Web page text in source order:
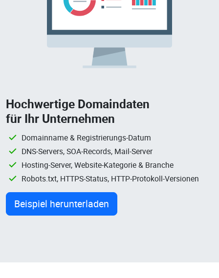
Hochwertige Domaindaten
für Ihr Unternehmen
Domainname & Registrierungs-Datum
DNS-Servers, SOA-Records, Mail-Server
Hosting-Server, Website-Kategorie & Branche
Robots.txt, HTTPS-Status, HTTP-Protokoll-Versionen
Beispiel herunterladen